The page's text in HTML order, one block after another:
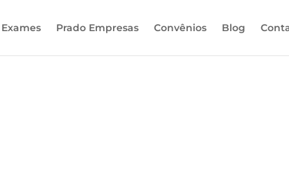
Exames Prado Empresas Convênios Blog